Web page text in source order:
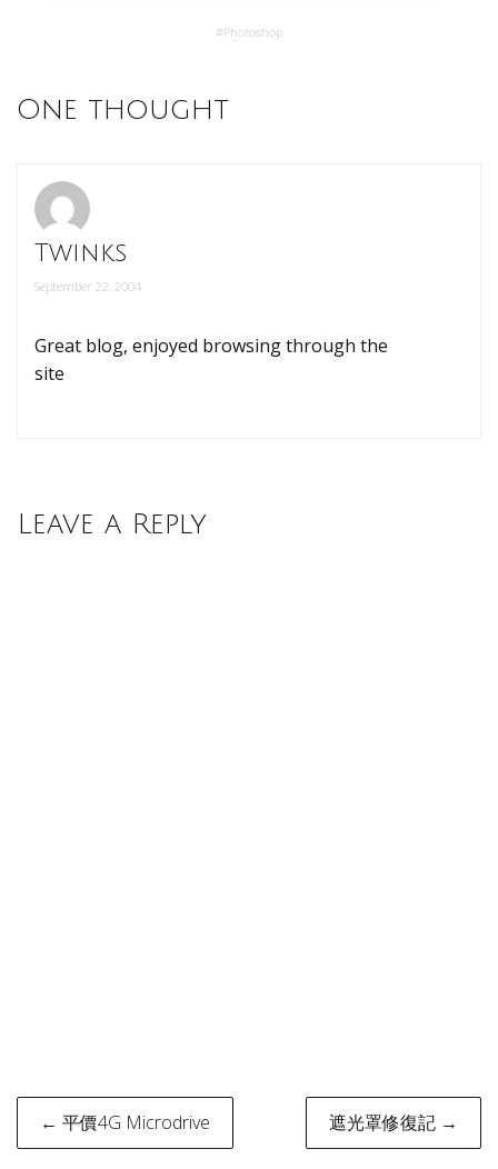
#Photoshop
One thought
Twinks
September 22, 2004
Great blog, enjoyed browsing through the
site
Leave a Reply
Post
navigation
← 平價4G Microdrive 遮光罩修復記 →